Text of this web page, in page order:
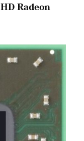
HD Radeon